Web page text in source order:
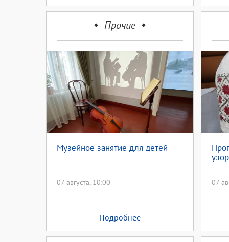
Прочие
Музейное занятие для детей
07 августа, 10:00
Подробнее
07